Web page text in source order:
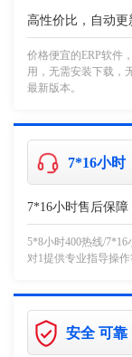
高性价比，自动更
价格便宜的ERP软件
用，无需安装下载，
最新版本。
7*16小时
7*16小时售后保
5*8小时400热线/
对1提供专业指导操
安全 可靠